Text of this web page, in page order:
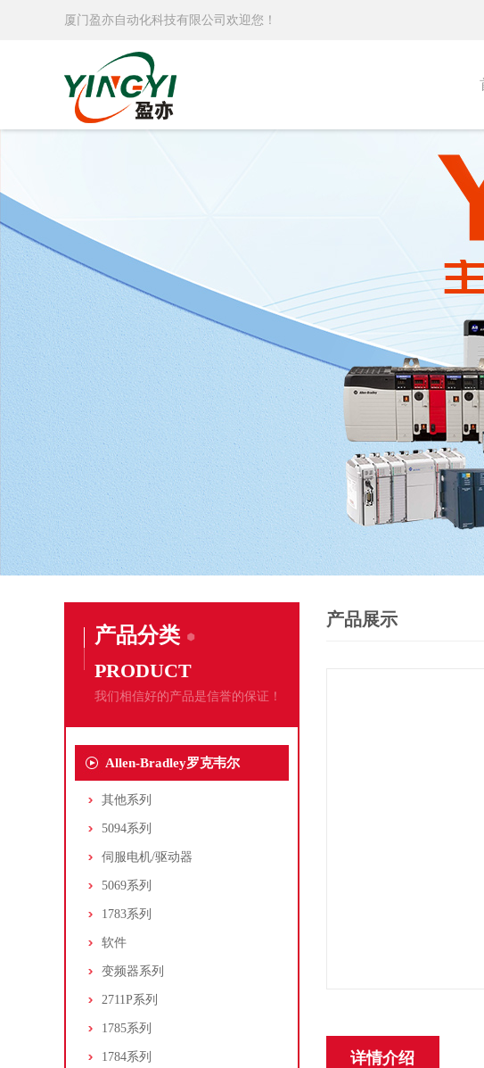
厦门盈亦自动化科技有限公司欢迎您！
产品分类
PRODUCT
我们相信好的产品是信誉的保证！
Allen-Bradley罗克韦尔
其他系列
5094系列
伺服电机/驱动器
5069系列
1783系列
软件
变频器系列
2711P系列
1785系列
1784系列
产品展示
详情介绍